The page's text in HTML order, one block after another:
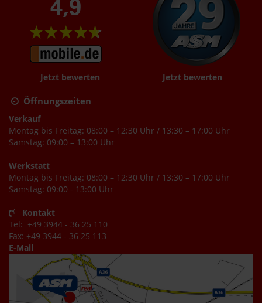
Jetzt bewerten Jetzt bewerten
Öffnungszeiten
Verkauf
Montag bis Freitag: 08:00 – 12:30 Uhr / 13:30 – 17:00 Uhr
Samstag: 09:00 – 13:00 Uhr
Werkstatt
Montag bis Freitag: 08:00 – 12:30 Uhr / 13:30 – 17:00 Uhr
Samstag: 09:00 - 13:00 Uhr
Kontakt
Tel: +49 3944 - 36 25 110
Fax: +49 3944 - 36 25 113
E-Mail